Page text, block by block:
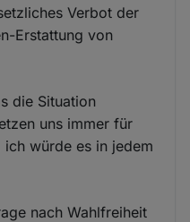
Verbot der
Erstattung von
die Situation
uns immer für
würde es in jedem
nach Wahlfreiheit